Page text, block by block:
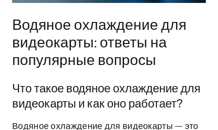
Водяное охлаждение для
видеокарты: ответы на
популярные вопросы
Что такое водяное охлаждение для
видеокарты и как оно работает?
Водяное охлаждение для видеокарты — это